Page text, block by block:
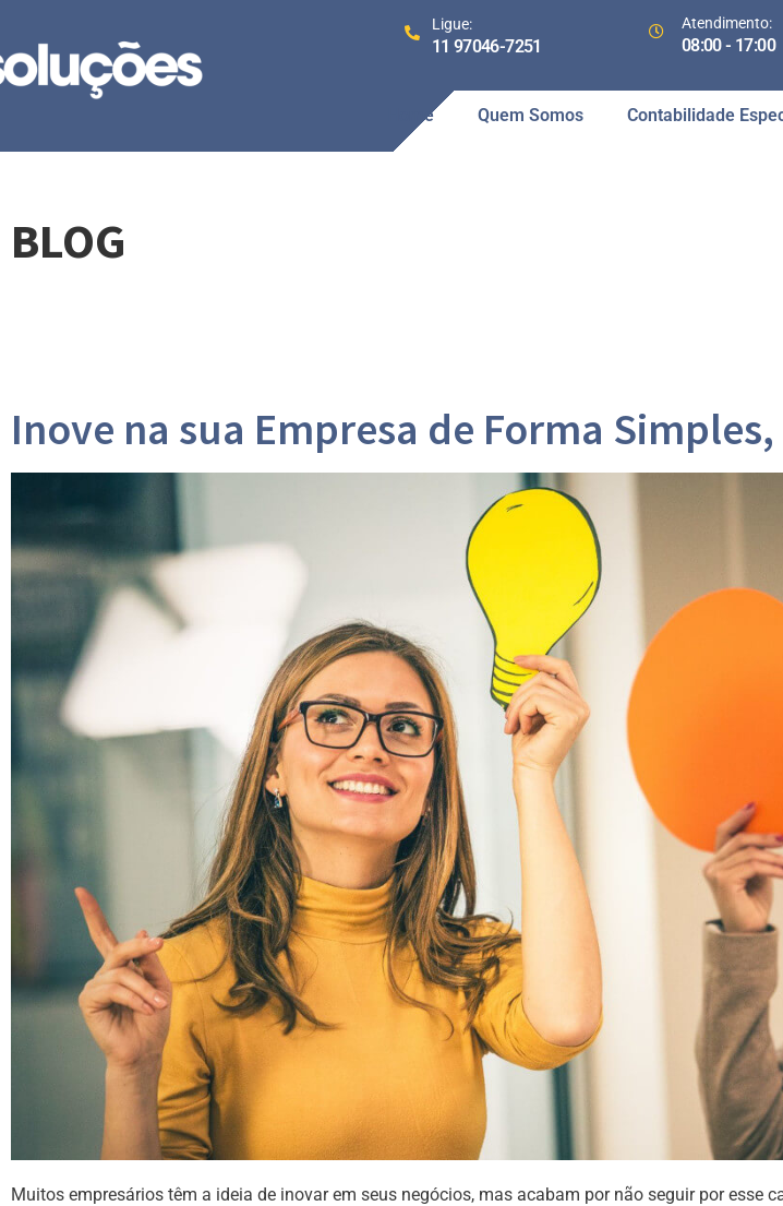
Ligue:
11 97046-7251
Atendimento:
08:00 - 17:00
Home Quem Somos Contabilidade
BLOG
Inove na sua Empresa de Forma
Muitos empresários têm a ideia de inovar em seus negócios, mas acabam por não seguir por esse